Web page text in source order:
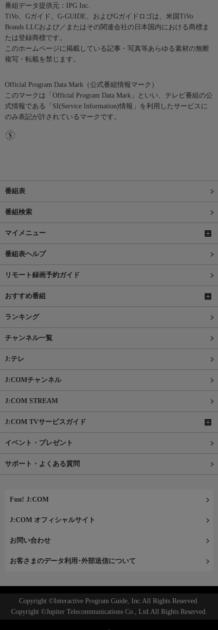
番組データ提供元：IPG Inc.
TiVo、Gガイド、G-GUIDE、およびGガイドロゴは、米国TiVo
Brands LLCおよび／またはその関連会社の日本国内における商標ま
たは登録商標です。
このホームページに掲載している記事・写真等あらゆる素材の無断
複写・転載を禁じます。
Official Program Data Mark（公式番組情報マーク）
このマークは「Official Program Data Mark」といい、テレビ番組の公
式情報である「SI(Service Information)情報」を利用したサービスに
のみ表記が許されているマークです。
番組表
番組検索
マイメニュー
番組表ヘルプ
リモート録画予約ガイド
おすすめ番組
ランキング
チャンネル一覧
J:テレ
J:COMチャンネル
J:COM STREAM
J:COM TVサービスガイド
イベント・プレゼント
サポート・よくある質問
Fun! J:COM
J:COM オフィシャルサイト
お問い合わせ
お客さまのデータ利用･外部送信について
Copyright ©Interactive Program Guide, Inc.All Rights Reserved.
Copyright ©Jupiter Telecommunications Co., Ltd.All Rights Reserved.